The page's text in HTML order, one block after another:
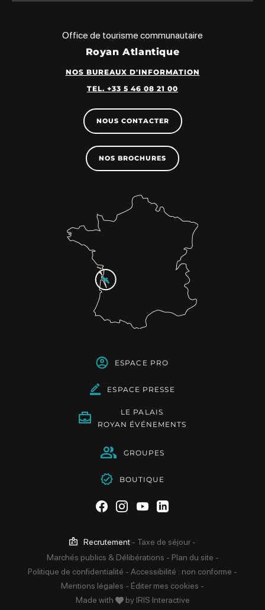
Office de tourisme communautaire
Royan Atlantique
NOS BUREAUX D'INFORMATION
TEL. +33 5 46 08 21 00
NOUS CONTACTER
NOS BROCHURES
ESPACE PRO
ESPACE PRESSE
LE PALAIS
ROYAN ÉVÉNEMENTS
GROUPES
BOUTIQUE
Suivez-nous sur Facebook
Suivez-nous sur
Suivez-nous sur
Suivez-nous sur
Recrutement - Taxe de séjour -
Marchés publics & Délibérations - Plan du site -
Politique de confidentialité - Accessibilité : non conforme -
Mentions légales - Éditer mes cookies -
Made with
by IRIS Interactive